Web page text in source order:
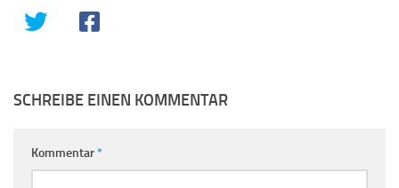
SCHREIBE EINEN KOMMENTAR
Kommentar*